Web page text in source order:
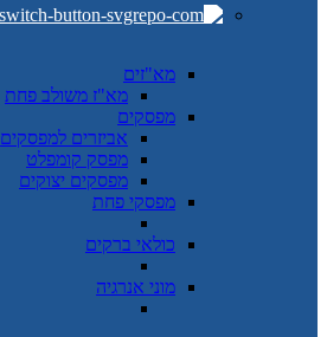
מא"זים
מא"ז משולב פחת
מפסקים
אביזרים למפסקים
מפסק קומפלט
מפסקים יצוקים
מפסקי פחת
כולאי ברקים
מוני אנרגיה